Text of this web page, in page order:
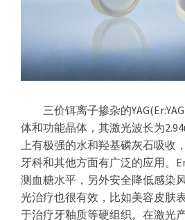
三价铒离子掺杂的
体和功能晶体，其激光波长为
上有极强的水和羟基磷灰石吸收
牙科和其他方面有广泛的应用。
测血糖水平，另外安全降低感染
光治疗也很有效，比如美容皮肤
于治疗牙釉质等硬组织。在激光